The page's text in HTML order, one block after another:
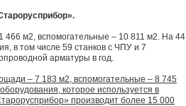
м2, вспомогательные – 10 811 м2. На 44
в том числе 59 станков с ЧПУ и 7
арматуры в год.
– 7 183 м2, вспомогательные – 8 745
которое используется в
производит более 15 000